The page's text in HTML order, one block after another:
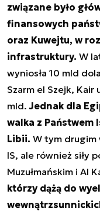
związane było
finansowych
oraz Kuwejtu, w
infrastruktury. W
wyniosła 10 mld
Szarm el Szejk, Kair
mld.Jednak dla
walka z Państwem
Libii. W tym drugim
IS, ale również siły
Muzułmańskim i Al
którzy dążą do